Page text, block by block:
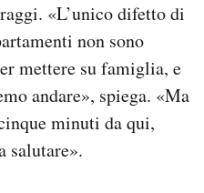
«L’unico difetto di
non sono
mettere su famiglia, e
andare», spiega. «Ma
minuti da qui,
salutare».